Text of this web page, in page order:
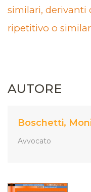
similari,
ripetitivo o
AUTORE
Boschetti,
Avvocato